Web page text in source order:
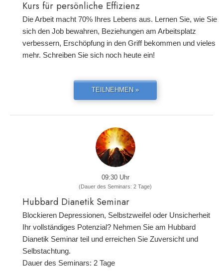
Kurs für persönliche Effizienz
Die Arbeit macht 70% Ihres Lebens aus. Lernen Sie, wie Sie
sich den Job bewahren, Beziehungen am Arbeitsplatz
verbessern, Erschöpfung in den Griff bekommen und vieles
mehr. Schreiben Sie sich noch heute ein!
TEILNEHMEN »
09:30 Uhr
(Dauer des Seminars: 2 Tage)
Hubbard Dianetik Seminar
Blockieren Depressionen, Selbstzweifel oder Unsicherheit
Ihr vollständiges Potenzial? Nehmen Sie am Hubbard
Dianetik Seminar teil und erreichen Sie Zuversicht und
Selbstachtung.
Dauer des Seminars: 2 Tage